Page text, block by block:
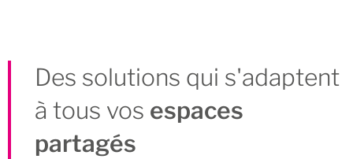
Des solutions qui s'adaptent
à tous vos espaces
partagés